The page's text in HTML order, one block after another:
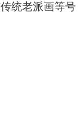
统老派画等号